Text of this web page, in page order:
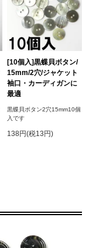
[10個入]黒蝶貝ボタン/
15mm/2穴/ジャケット
袖口・カーディガンに
最適
黒蝶貝ボタン2穴15mm10個
入です
138円(税13円)